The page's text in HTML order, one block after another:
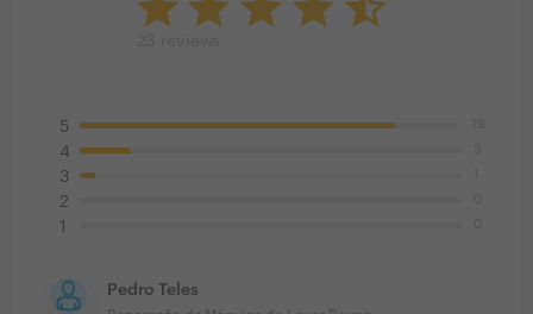
5
4
3
2
1
Pedro Teles